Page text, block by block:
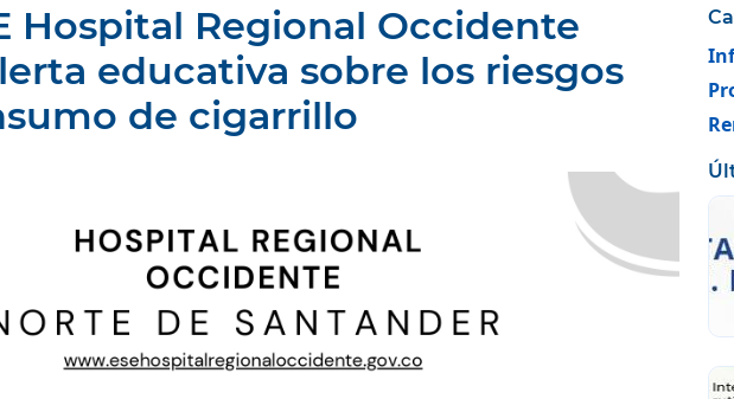
Hospital Regional Occidente
educativa sobre los riesgos
de cigarrillo